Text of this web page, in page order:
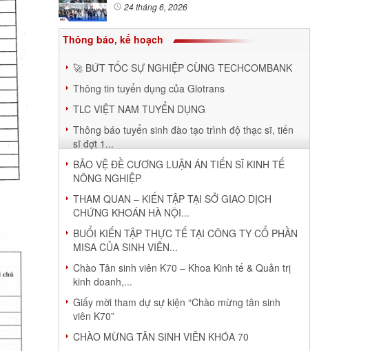
24 tháng 6, 2026
Thông báo, kế hoạch
🚀 BỨT TỐC SỰ NGHIỆP CÙNG TECHCOMBANK
Thông tin tuyển dụng của Glotrans
TLC VIỆT NAM TUYỂN DỤNG
Thông báo tuyển sinh đào tạo trình độ thạc sĩ, tiến
sĩ đợt 1...
BẢO VỆ ĐỀ CƯƠNG LUẬN ÁN TIẾN SĨ KINH TẾ
NÔNG NGHIỆP
THAM QUAN – KIẾN TẬP TẠI SỞ GIAO DỊCH
CHỨNG KHOÁN HÀ NỘI...
BUỔI KIẾN TẬP THỰC TẾ TẠI CÔNG TY CỔ PHẦN
MISA CỦA SINH VIÊN...
Chào Tân sinh viên K70 – Khoa Kinh tế & Quản trị
kinh doanh,...
Giấy mời tham dự sự kiện “Chào mừng tân sinh
viên K70”
CHÀO MỪNG TÂN SINH VIÊN KHÓA 70